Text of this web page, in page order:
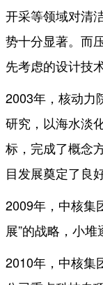
开采等领域对清
势十分显著。而
先考虑的设计技术
2003年，核动力
研究，以海水淡
标，完成了概念
目发展奠定了良
2009年，中核集
展”的战略，小堆
2010年，中核集